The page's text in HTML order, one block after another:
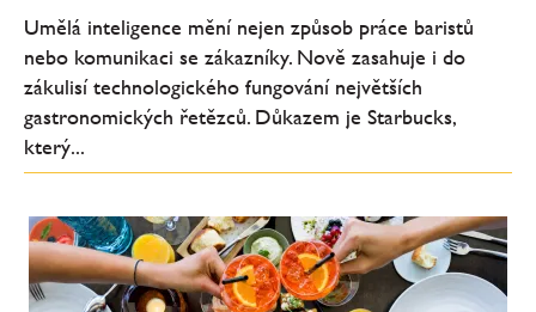
Umělá inteligence mění nejen způsob práce baristů
nebo komunikaci se zákazníky. Nově zasahuje i do
zákulisí technologického fungování největších
gastronomických řetězců. Důkazem je Starbucks,
který...